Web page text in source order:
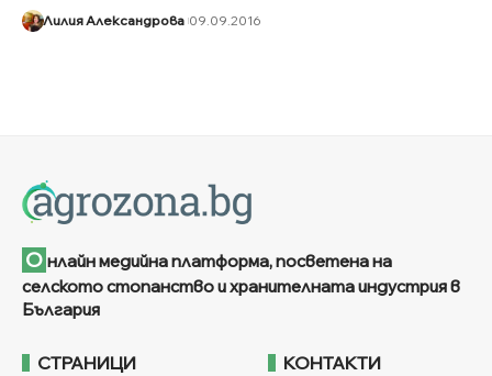
Лилия Александрова 09.09.2016
О нлайн медийна платформа, посветена на
селското стопанство и хранителната индустрия в
България
СТРАНИЦИ КОНТАКТИ